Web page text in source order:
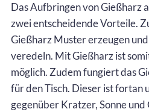
Das Aufbringen von Gießharz
zwei entscheidende Vorteile.
Gießharz Muster erzeugen
veredeln. Mit Gießharz ist
möglich. Zudem fungiert das
für den Tisch. Dieser ist fortan
gegenüber Kratzer, Sonne und